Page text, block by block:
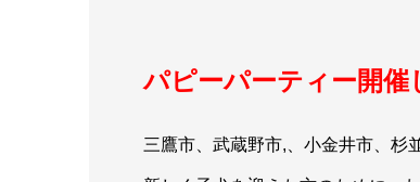
パピーパーティー開催
三鷹市、武蔵野市,、小金井市、杉